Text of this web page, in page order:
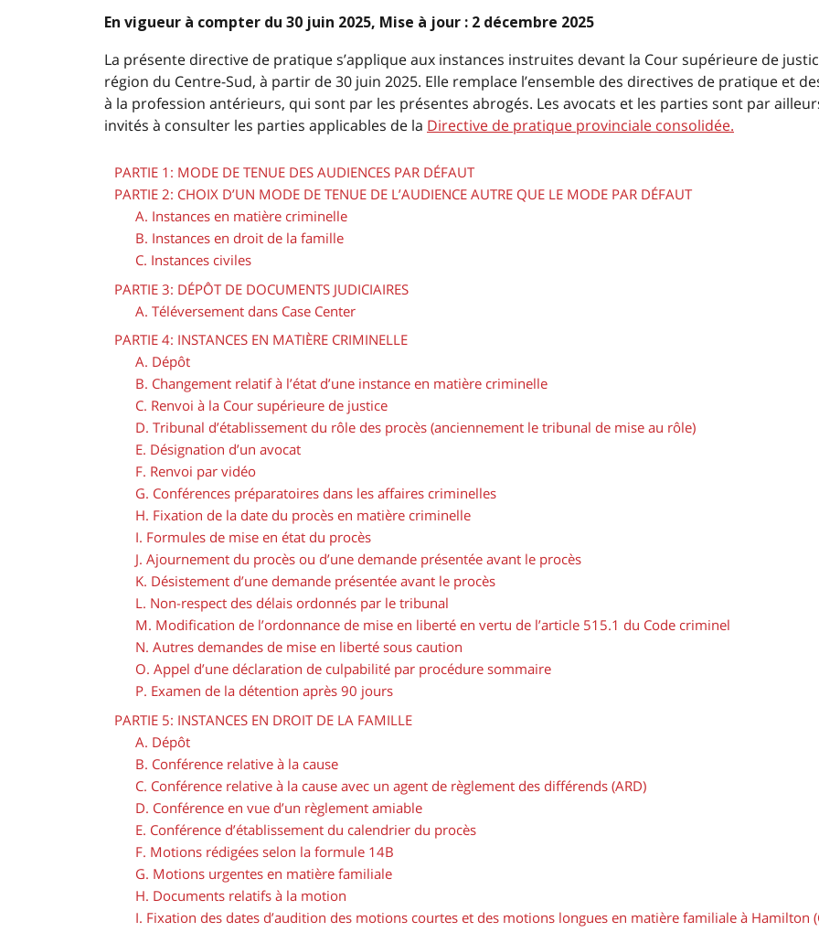
En vigueur à compter du 30 juin 2025, Mise à jour : 2 décembre 2025
La présente directive de pratique s’applique aux instances instruites devant la Cour supérieure de
région du Centre-Sud, à partir de 30 juin 2025. Elle remplace l’ensemble des directives de pratique et
à la profession antérieurs, qui sont par les présentes abrogés. Les avocats et les parties sont par
invités à consulter les parties applicables de la Directive de pratique provinciale consolidée.
PARTIE 1: MODE DE TENUE DES AUDIENCES PAR DÉFAUT
PARTIE 2: CHOIX D’UN MODE DE TENUE DE L’AUDIENCE AUTRE QUE LE MODE PAR DÉFAUT
A. Instances en matière criminelle
B. Instances en droit de la famille
C. Instances civiles
PARTIE 3: DÉPÔT DE DOCUMENTS JUDICIAIRES
A. Téléversement dans Case Center
PARTIE 4: INSTANCES EN MATIÈRE CRIMINELLE
A. Dépôt
B. Changement relatif à l’état d’une instance en matière criminelle
C. Renvoi à la Cour supérieure de justice
D. Tribunal d’établissement du rôle des procès (anciennement le tribunal de mise au rôle)
E. Désignation d’un avocat
F. Renvoi par vidéo
G. Conférences préparatoires dans les affaires criminelles
H. Fixation de la date du procès en matière criminelle
I. Formules de mise en état du procès
J. Ajournement du procès ou d’une demande présentée avant le procès
K. Désistement d’une demande présentée avant le procès
L. Non-respect des délais ordonnés par le tribunal
M. Modification de l’ordonnance de mise en liberté en vertu de l’article 515.1 du Code criminel
N. Autres demandes de mise en liberté sous caution
O. Appel d’une déclaration de culpabilité par procédure sommaire
P. Examen de la détention après 90 jours
PARTIE 5: INSTANCES EN DROIT DE LA FAMILLE
A. Dépôt
B. Conférence relative à la cause
C. Conférence relative à la cause avec un agent de règlement des différends (ARD)
D. Conférence en vue d’un règlement amiable
E. Conférence d’établissement du calendrier du procès
F. Motions rédigées selon la formule 14B
G. Motions urgentes en matière familiale
H. Documents relatifs à la motion
I. Fixation des dates d’audition des motions courtes et des motions longues en matière familiale à Hamilton